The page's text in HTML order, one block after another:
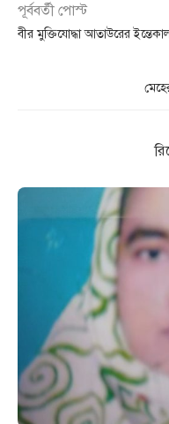
পূর্ববর্তী পোস্ট
বীর মুক্তিযোদ্ধা আতাউরের